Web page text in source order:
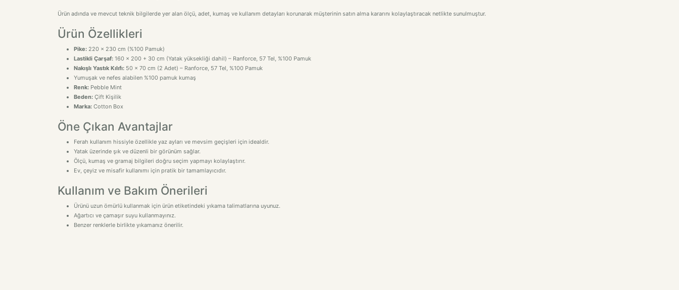
Ürün adında ve mevcut teknik bilgilerde yer alan ölçü, adet, kumaş ve kullanım detayları korunarak müşterinin satın alma kararını kolaylaştıracak netlikte sunulmuştur.
Ürün Özellikleri
Pike: 220 x 230 cm (%100 Pamuk)
Lastikli Çarşaf: 160 x 200 + 30 cm (Yatak yüksekliği dahil) – Ranforce, 57 Tel, %100 Pamuk
Nakışlı Yastık Kılıfı: 50 x 70 cm (2 Adet) – Ranforce, 57 Tel, %100 Pamuk
Yumuşak ve nefes alabilen %100 pamuk kumaş
Renk: Pebble Mint
Beden: Çift Kişilik
Marka: Cotton Box
Öne Çıkan Avantajlar
Ferah kullanım hissiyle özellikle yaz ayları ve mevsim geçişleri için idealdir.
Yatak üzerinde şık ve düzenli bir görünüm sağlar.
Ölçü, kumaş ve gramaj bilgileri doğru seçim yapmayı kolaylaştırır.
Ev, çeyiz ve misafir kullanımı için pratik bir tamamlayıcıdır.
Kullanım ve Bakım Önerileri
Ürünü uzun ömürlü kullanmak için ürün etiketindeki yıkama talimatlarına uyunuz.
Ağartıcı ve çamaşır suyu kullanmayınız.
Benzer renklerle birlikte yıkamanız önerilir.